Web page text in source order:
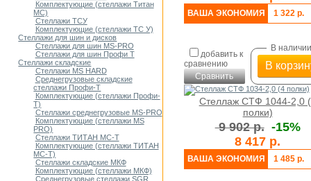
Комплектующие (стеллажи Титан
МС)
Стеллажи ТСУ
Комплектующие (стеллажи ТС У)
Стеллажи для шин и дисков
Стеллажи для шин MS-PRO
Стеллажи для шин Профи Т
Стеллажи складские
Стеллажи MS HARD
Среднегрузовые складские
стеллажи Профи-Т
Комплектующие (стеллажи Профи-
Т)
Стеллажи среднегрузовые MS-PRO
Комплектующие (стеллажи MS
PRO)
Стеллажи ТИТАН МС-Т
Комплектующие (стеллажи ТИТАН
МС-Т)
Стеллажи складские МКФ
Комплектующие (стеллажи МКФ)
Среднегрузовые стеллажи SGR
ВАША ЭКОНОМИЯ 1 322 р.
добавить к
сравнению
Сравнить
В наличии
В
Стеллаж СТФ 1044-2,0
полки)
9 902 р. -15%
8 417 р.
ВАША ЭКОНОМИЯ 1 485 р.